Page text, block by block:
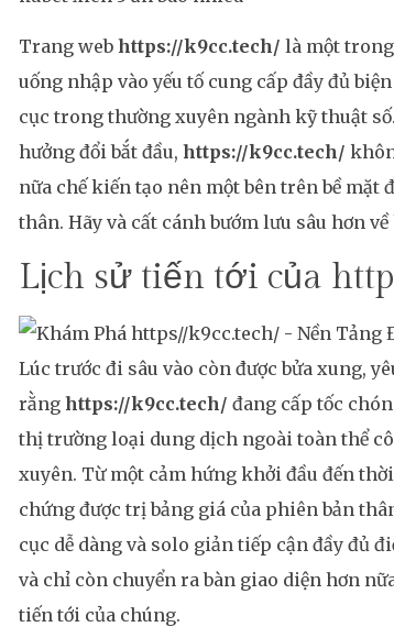
Trang web https://k9cc.tech/ là một
uống nhập vào yếu tố cung cấp đầy đủ
cục trong thường xuyên ngành kỹ thuật
hưởng đổi bắt đầu, https://k9cc.tech/
nữa chế kiến tạo nên một bên trên bề mặt
thân. Hãy và cất cánh bướm lưu sâu hơn
Lịch sử tiến tới của
Lúc trước đi sâu vào còn được bửa xung,
rằng https://k9cc.tech/ đang cấp tốc
thị trường loại dung dịch ngoài toàn thể
xuyên. Từ một cảm hứng khởi đầu đến
chứng được trị bảng giá của phiên bản
cục dễ dàng và solo giản tiếp cận đầy đủ
và chỉ còn chuyển ra bàn giao diện hơn
tiến tới của chúng.